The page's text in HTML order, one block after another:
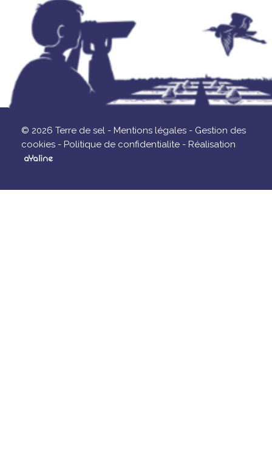
© 2026 Terre de sel - Mentions légales - Gestion des
cookies - Politique de confidentialite - Réalisation